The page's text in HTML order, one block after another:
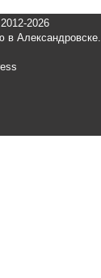
2026
в Александровске.